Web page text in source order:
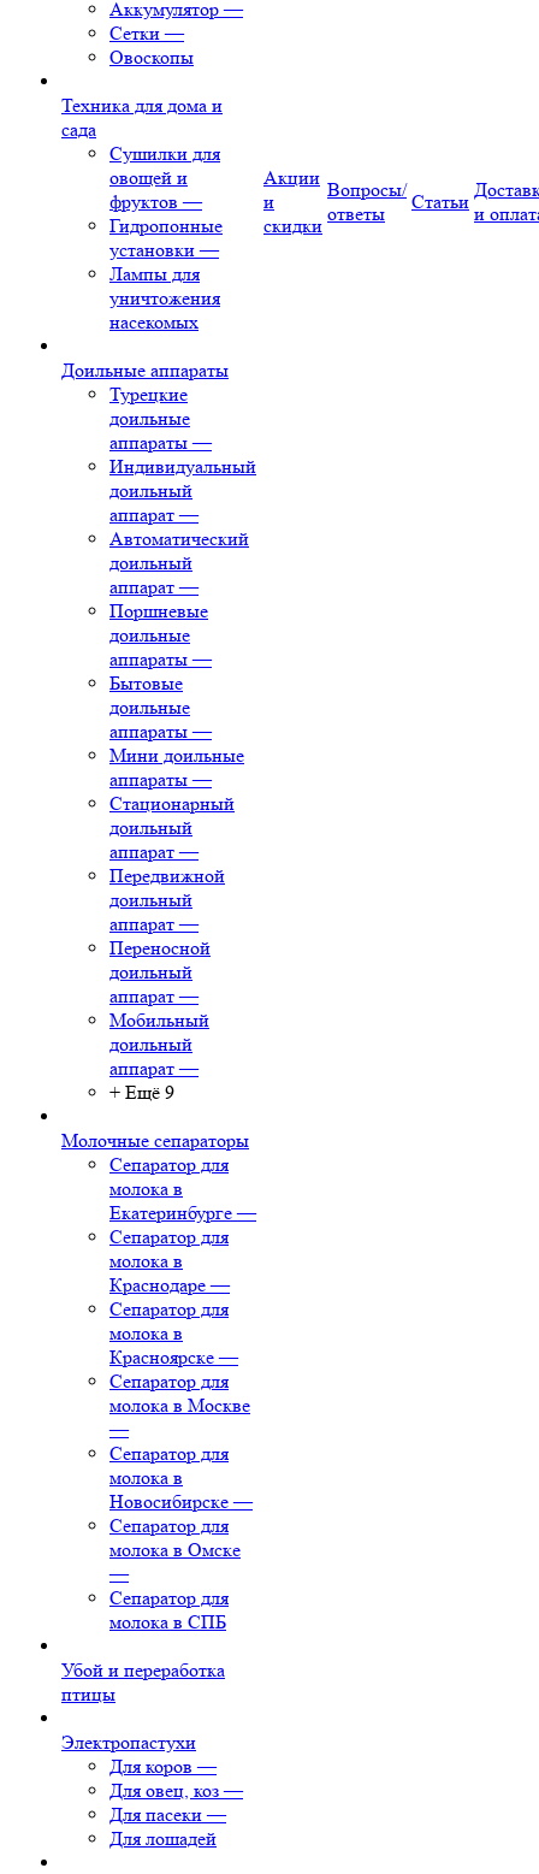
Аккумулятор —
Сетки —
Овоскопы
Техника для дома и
сада
Сушилки для
овощей и
фруктов —
Гидропонные
установки —
Лампы для
уничтожения
насекомых
Доильные аппараты
Турецкие
доильные
аппараты —
Индивидуальный
доильный
аппарат —
Автоматический
доильный
аппарат —
Поршневые
доильные
аппараты —
Бытовые
доильные
аппараты —
Мини доильные
аппараты —
Стационарный
доильный
аппарат —
Передвижной
доильный
аппарат —
Переносной
доильный
аппарат —
Мобильный
доильный
аппарат —
+ Ещё 9
Молочные сепараторы
Сепаратор для
молока в
Екатеринбурге —
Сепаратор для
молока в
Краснодаре —
Сепаратор для
молока в
Красноярске —
Сепаратор для
молока в Москве
—
Сепаратор для
молока в
Новосибирске —
Сепаратор для
молока в Омске
—
Сепаратор для
молока в СПБ
Убой и переработка
птицы
Электропастухи
Для коров —
Для овец, коз —
Для пасеки —
Для лошадей
Акции
и
скидки
Вопросы/
ответы
Статьи
и